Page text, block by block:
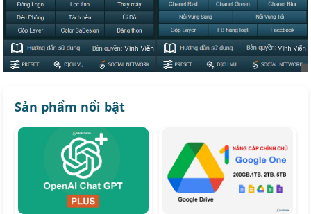
Sản phẩm nổi bật